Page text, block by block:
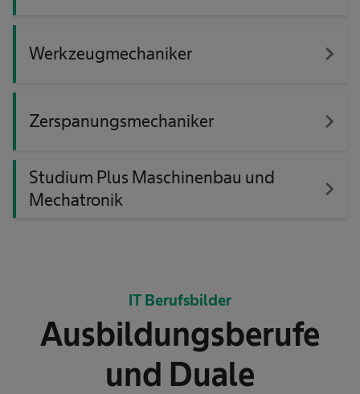
Werkzeugmechaniker navigate_next
Zerspanungsmechaniker navigate_next
Studium Plus Maschinenbau und
Mechatronik
navigate_next
IT Berufsbilder
Ausbildungsberufe
und Duale